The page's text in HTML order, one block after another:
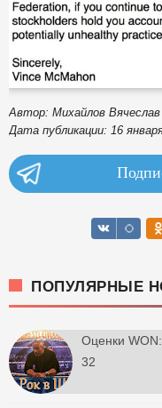
Автор: Михайлов Вячеслав
Дата публикации: 16
ПОПУЛЯРНЫЕ
Оценки
32